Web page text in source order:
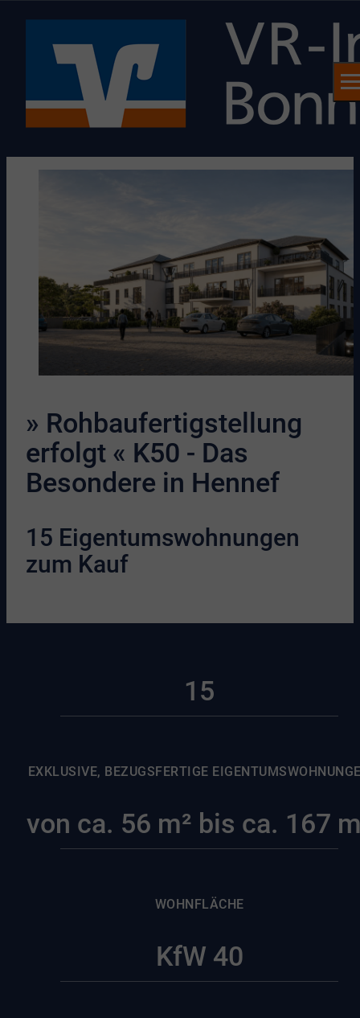
» Rohbaufertigstellung
erfolgt « K50 - Das
Besondere in Hennef
15 Eigentumswohnungen
zum Kauf
15
EXKLUSIVE, BEZUGSFERTIGE
von ca. 56 m² bis ca. 167
WOHNFLÄCHE
KfW 40